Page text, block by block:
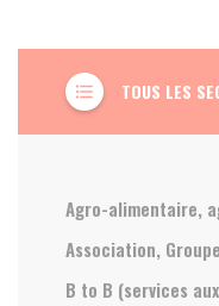
format_list_bulleted TOUS LES
Agro-alimentaire,
Association,
B to B (services